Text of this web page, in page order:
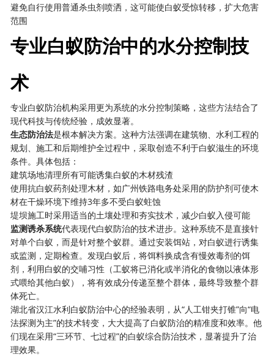
避免自行使用普通杀虫剂喷洒，这可能使白蚁受惊转移，扩大危害
范围
专业白蚁防治中的水分控制技
术
专业白蚁防治机构采用更为系统的水分控制策略，这些方法结合了
现代科技与传统经验，成效显著。
生态防治法是根本解决方案。这种方法强调在建筑物、水利工程的
规划、施工和后期维护全过程中，采取创造不利于白蚁滋生的环境
条件。具体包括：
建筑场地清理所有可能诱集白蚁的木材残渣
使用抗白蚁药剂处理木材，如广州铁路电务处采用的防护剂可使木
材在干燥环境下维持3年多不受白蚁蛀蚀
堤坝施工时采用适当的土壤处理和夯实技术，减少白蚁入侵可能
监测诱杀系统代表现代白蚁防治的技术进步。这种系统不是直接针
对单个白蚁，而是针对整个蚁群。通过安装饵站，对白蚁进行诱集
或监测，定期检查。发现白蚁后，将饵料换成含有慢效毒剂的饵
剂，利用白蚁的交哺习性（工蚁将已消化或半消化的食物以液体形
式喂给其他白蚁），将有效成分传递至整个群体，最终导致整个群
体死亡。
湖北省汉江水利白蚁防治中心的经验表明，从“人工钳夹打锥”向“电
法探测为主”的技术转变，大大提高了白蚁防治的精准度和效率。他
们现在采用“三环节、七过程”的白蚁综合防治技术，显著提升了治
理效果。